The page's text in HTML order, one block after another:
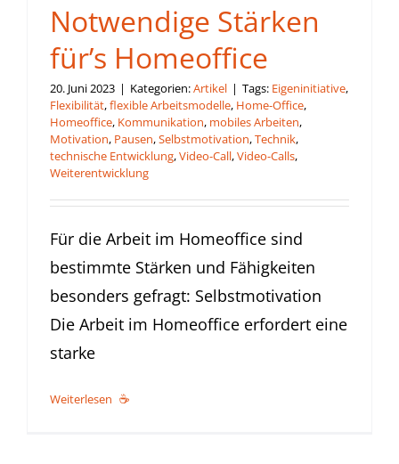
Notwendige Stärken
für’s Homeoffice
20. Juni 2023 | Kategorien:Artikel | Tags: Eigeninitiative,
Flexibilität,flexible Arbeitsmodelle, Home-Office,
Homeoffice, Kommunikation, mobiles Arbeiten,
Motivation, Pausen,Selbstmotivation,Technik,
technische Entwicklung,Video-Call,Video-Calls,
Weiterentwicklung
Für die Arbeit im Homeoffice sind
bestimmte Stärken und Fähigkeiten
besonders gefragt: Selbstmotivation
Die Arbeit im Homeoffice erfordert eine
starke
Weiterlesen